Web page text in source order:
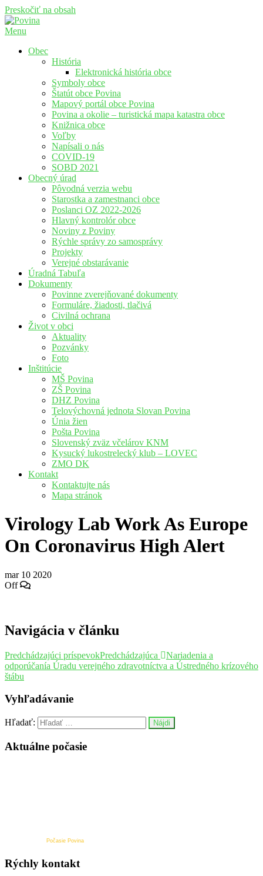
Preskočiť na obsah
Menu
Obec
História
Elektronická história obce
Symboly obce
Štatút obce Povina
Mapový portál obce Povina
Povina a okolie – turistická mapa katastra obce
Knižnica obce
Voľby
Napísali o nás
COVID-19
SOBD 2021
Obecný úrad
Pôvodná verzia webu
Starostka a zamestnanci obce
Poslanci OZ 2022-2026
Hlavný kontrolór obce
Noviny z Poviny
Rýchle správy zo samosprávy
Projekty
Verejné obstarávanie
Úradná Tabuľa
Dokumenty
Povinne zverejňované dokumenty
Formuláre, žiadosti, tlačivá
Civilná ochrana
Život v obci
Aktuality
Pozvánky
Foto
Inštitúcie
MŠ Povina
ZŠ Povina
DHZ Povina
Telovýchovná jednota Slovan Povina
Únia žien
Pošta Povina
Slovenský zväz včelárov KNM
Kysucký lukostrelecký klub – LOVEC
ZMO DK
Kontakt
Kontaktujte nás
Mapa stránok
Virology Lab Work As Europe
On Coronavirus High Alert
mar 10 2020
Off
Navigácia v článku
Predchádzajúci príspevokPredchádzajúca
Nariadenia a
odporúčanía Úradu verejného zdravotníctva a Ústredného krízového
štábu
Vyhľadávanie
Hľadať:
Aktuálne počasie
Počasie Povina
Rýchly kontakt